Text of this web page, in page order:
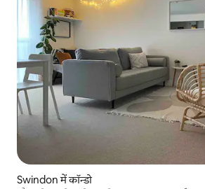
Swindon में कॉन्डो